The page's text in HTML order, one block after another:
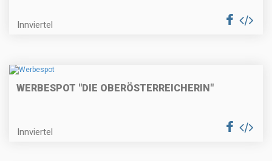
Innviertel
WERBESPOT "DIE OBERÖSTERREICHERIN"
Innviertel